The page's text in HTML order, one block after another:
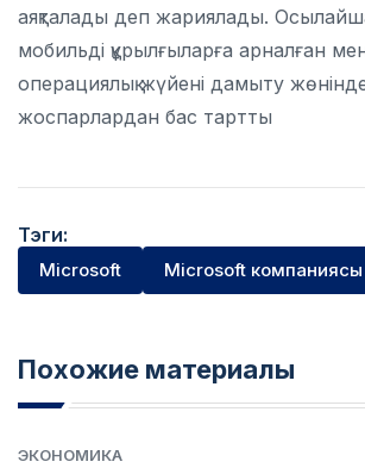
аяқталады деп жариялады.
мобильді құрылғыларға арналған
операциялық жүйені дамыту
жоспарлардан бас тартты
Тэги:
Microsoft Microsoft компаниясы
Похожие материалы
ЭКОНОМИКА